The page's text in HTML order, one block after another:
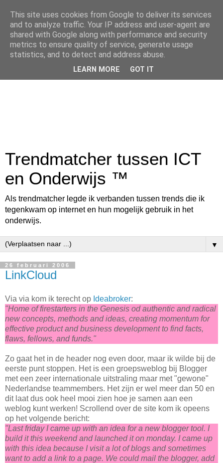
Trendmatcher tussen ICT
en Onderwijs ™
Als trendmatcher legde ik verbanden tussen trends die ik
tegenkwam op internet en hun mogelijk gebruik in het
onderwijs.
▼
26 februari 2006
LinkCloud
Via via kom ik terecht op Ideabroker:
"Home of firestarters in the Genesis od authentic and radical
new concepts, methods and ideas, creating momentum for
effective product and business development to find facts,
flaws, fellows, and funds."
Zo gaat het in de header nog even door, maar ik wilde bij de
eerste punt stoppen. Het is een groepsweblog bij Blogger
met een zeer internationale uitstraling maar met "gewone"
Nederlandse teammembers. Het zijn er wel meer dan 50 en
dit laat dus ook heel mooi zien hoe je samen aan een
weblog kunt werken! Scrollend over de site kom ik opeens
op het volgende bericht:
"Last friday I came up with an idea for a new blogger tool. I
build it this weekend and launched it on monday. I came up
with this idea because I visit a lot of blogs and sometimes
want to add a link to a page. We could mail the blogger, add
This site uses cookies from Google to deliver its services
and to analyze traffic. Your IP address and user-agent are
shared with Google along with performance and security
metrics to ensure quality of service, generate usage
statistics, and to detect and address abuse.
LEARN MORE GOT IT